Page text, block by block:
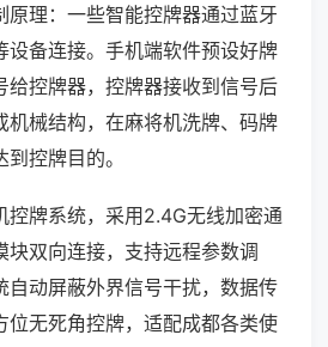
原理：一些智能控牌器通过蓝牙
设备连接。手机端软件预设好牌
给控牌器，控牌器接收到信号后
机械结构，在麻将机洗牌、码牌
控牌目的。
控牌系统，采用2.4G无线加密通
块双向连接，支持远程参数调
自动屏蔽外界信号干扰，数据传
位无死角控牌，适配成都各类使